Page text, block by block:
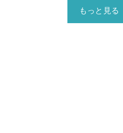
もっと見る